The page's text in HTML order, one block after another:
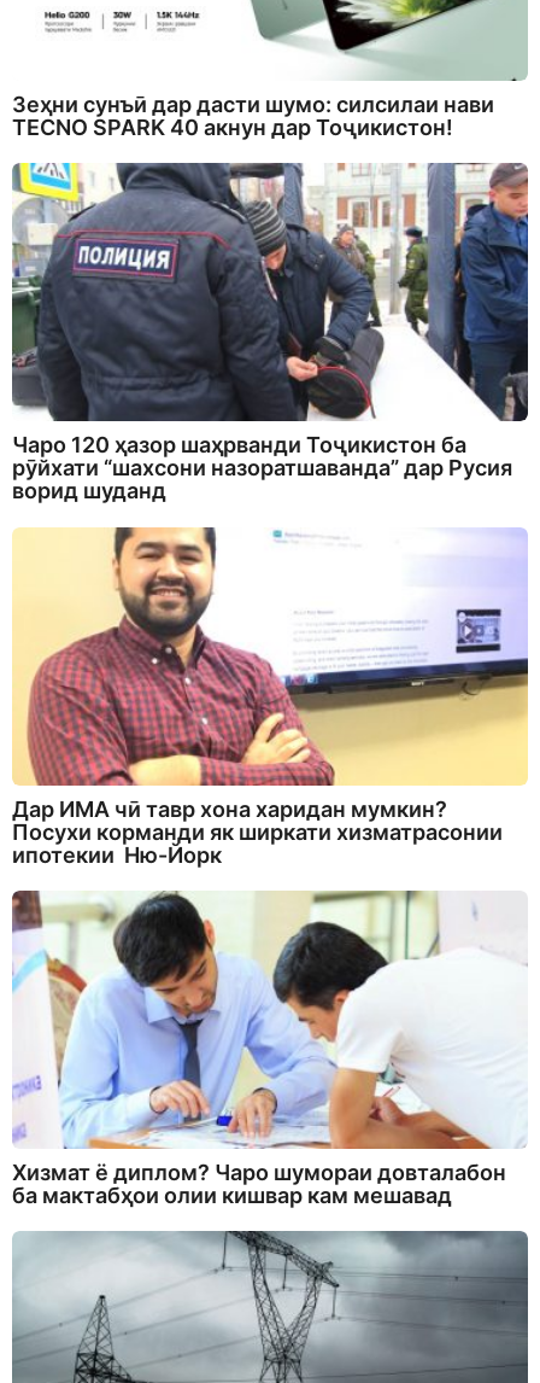
Зеҳни сунъӣ дар дасти шумо: силсилаи нави
TECNO SPARK 40 акнун дар Тоҷикистон!
Чаро 120 ҳазор шаҳрванди Тоҷикистон ба
рӯйхати “шахсони назоратшаванда” дар Русия
ворид шуданд
Дар ИМА чӣ тавр хона харидан мумкин?
Посухи корманди як ширкати хизматрасонии
ипотекии Ню-Йорк
Хизмат ё диплом? Чаро шумораи довталабон
ба мактабҳои олии кишвар кам мешавад